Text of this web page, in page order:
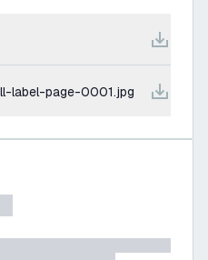
label-page-0001.jpg